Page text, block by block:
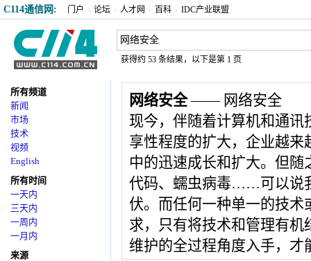
C114通信网: 门户 - 论坛 - 人才网 - 百科 - IDC产业联盟
获得约 53 条结果，以下是第 1 页
所有频道
新闻
市场
技术
视频
English
所有时间
一天内
三天内
一周内
一月内
来源
网络安全—— 网络安全
现今，伴随着计算机和通
享性程度的扩大，企业越
中的迅速成长和扩大。但
代码、蠕虫病毒……可以说
伏。而任何一种单一的技
求，只有将技术和管理有
维护的全过程角度入手，